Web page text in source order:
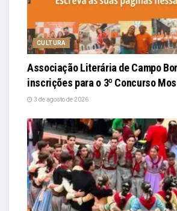
CULTURA
Associação Literária de Campo
inscrições para o 3º Concurso
3 de agosto de 2026